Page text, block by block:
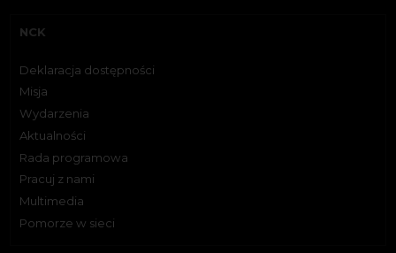
NCK
Deklaracja dostępności
Misja
Wydarzenia
Aktualności
Rada programowa
Pracuj z nami
Multimedia
Pomorze w sieci